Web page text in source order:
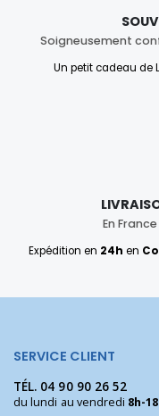
Soigneusement
Un petit cadeau de
En
Expédition en 24h en
SERVICE CLIENT
TÉL. 04 90 90 26 52
du lundi au vendredi 8h-